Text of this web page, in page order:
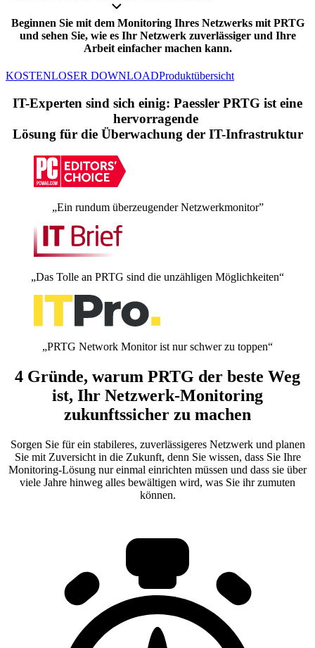
Beginnen Sie mit dem Monitoring Ihres Netzwerks mit PRTG
und sehen Sie, wie es Ihr Netzwerk zuverlässiger und Ihre
Arbeit einfacher machen kann.
KOSTENLOSER DOWNLOADProduktübersicht
IT-Experten sind sich einig: Paessler PRTG ist eine
hervorragende
Lösung für die Überwachung der IT-Infrastruktur
„Ein rundum überzeugender Netzwerkmonitor”
„Das Tolle an PRTG sind die unzähligen Möglichkeiten“
„PRTG Network Monitor ist nur schwer zu toppen“
4 Gründe, warum PRTG der beste Weg
ist, Ihr Netzwerk-Monitoring
zukunftssicher zu machen
Sorgen Sie für ein stabileres, zuverlässigeres Netzwerk und planen
Sie mit Zuversicht in die Zukunft, denn Sie wissen, dass Sie Ihre
Monitoring-Lösung nur einmal einrichten müssen und dass sie über
viele Jahre hinweg alles bewältigen wird, was Sie ihr zumuten
können.